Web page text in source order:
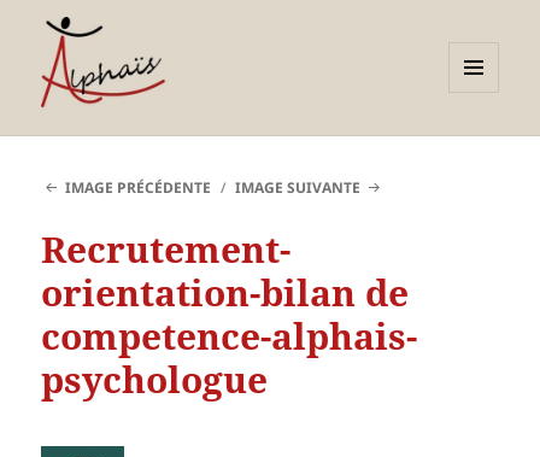
compétences et
orientations adultes et
jeunes
WIDGETS
IMAGE PRÉCÉDENTE IMAGE SUIVANTE
Recrutement-
orientation-bilan de
competence-alphais-
psychologue